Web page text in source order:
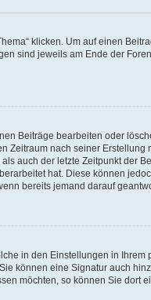
klicken. Um auf einen
sind jeweils am Ende der
Beiträge bearbeiten oder
nach seiner
auch der letzte Zeitpunkt der
hat. Diese können
bereits jemand darauf
in den Einstellungen in
können eine Signatur auch
möchten, so können Sie dort